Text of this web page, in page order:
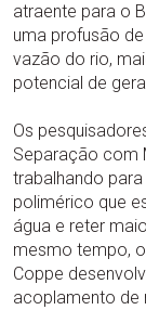
atraente para o
uma profusão
vazão do rio,
potencial de
Os
Separação com
trabalhando
polimérico que
água e reter
mesmo tempo,
Coppe
acoplamento de